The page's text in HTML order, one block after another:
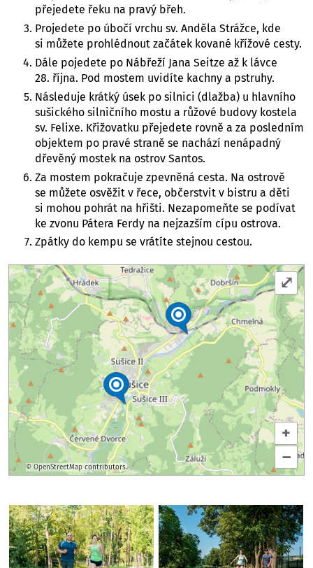
+
–
© OpenStreetMap contributors.
⤢
přejedete řeku na pravý břeh.
Projedete po úbočí vrchu sv. Anděla Strážce, kde
si můžete prohlédnout začátek kované křížové cesty.
Dále pojedete po Nábřeží Jana Seitze až k lávce
28. října. Pod mostem uvidíte kachny a pstruhy.
Následuje krátký úsek po silnici (dlažba) u hlavního
sušického silničního mostu a růžové budovy kostela
sv. Felixe. Křižovatku přejedete rovně a za posledním
objektem po pravé straně se nachází nenápadný
dřevěný mostek na ostrov Santos.
Za mostem pokračuje zpevněná cesta. Na ostrově
se můžete osvěžit v řece, občerstvit v bistru a děti
si mohou pohrát na hřišti. Nezapomeňte se podívat
ke zvonu Pátera Ferdy na nejzazším cípu ostrova.
Zpátky do kempu se vrátíte stejnou cestou.